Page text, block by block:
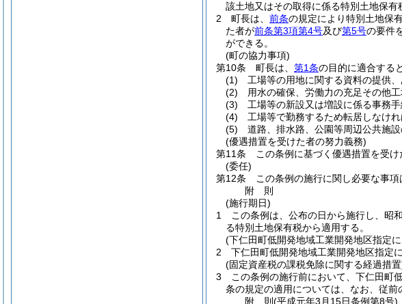
該土地又はその取得に係る特別土地保有
2
町長は、 前条の規定により特別土地保
た者が前条第3項第4号及び第5号の要件
ができる。
(町の協力事項)
第10条
町長は、 第1条の目的に適合する
(1)
工場等の用地に関する資料の提供
(2)
用水の確保、労働力の充足その他
(3)
工場等の新設又は増設に係る事務
(4)
工場等で勤務するため転居しなけ
(5)
道路、排水路、公園等周辺公共施
(優遇措置を受けた者の努力義務)
第11条
この条例に基づく優遇措置を受
(委任)
第12条
この条例の施行に関し必要な事項
附 則
(施行期日)
1
この条例は、公布の日から施行し、昭
る特別土地保有税から適用する。
(下仁田町低開発地域工業開発地区指定
2
下仁田町低開発地域工業開発地区指定
(固定資産税の課税免除に関する経過措
3
この条例の施行前において、下仁田町
条の規定の適用については、なお、従前
附 則(平成元年3月15日条例第8号)